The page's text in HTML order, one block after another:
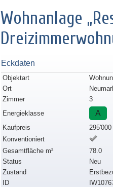
Wohnanlage
Eckdaten
Objektart
Ort
Zimmer
3
Energieklasse
A
Kaufpreis
295'000
Konventioniert
Gesamtfläche m²
78.0
Status
Neu
Zustand
ID